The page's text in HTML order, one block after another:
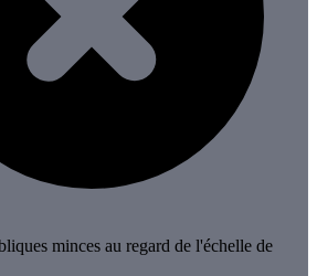
minces au regard de l'échelle de